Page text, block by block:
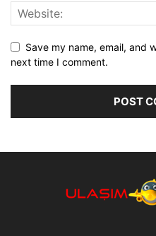
Save my name, email, and
next time I comment.